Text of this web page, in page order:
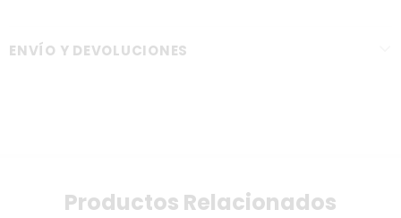
ENVÍO Y DEVOLUCIONES
Productos Relacionados